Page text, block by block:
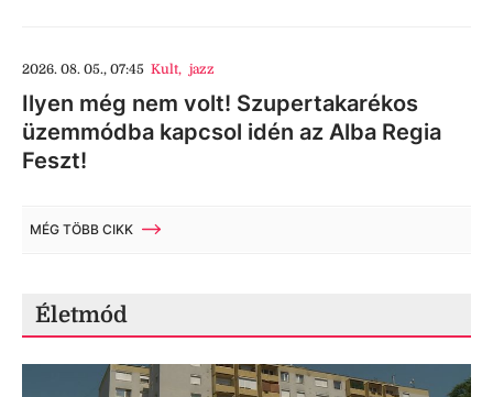
2026. 08. 05., 07:45 Kult, jazz
Ilyen még nem volt! Szupertakarékos
üzemmódba kapcsol idén az Alba Regia
Feszt!
MÉG TÖBB CIKK
Életmód